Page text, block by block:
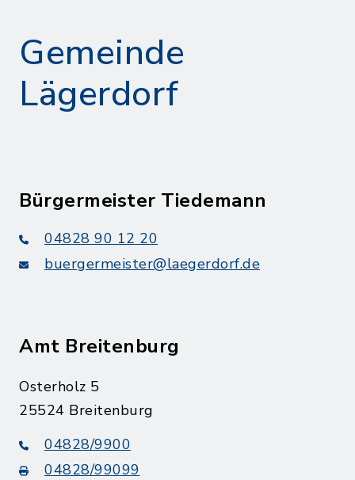
Gemeinde
Lägerdorf
Bürgermeister Tiedemann
04828 90 12 20
buergermeister@laegerdorf.de
Amt Breitenburg
Osterholz 5
25524 Breitenburg
04828/9900
04828/99099